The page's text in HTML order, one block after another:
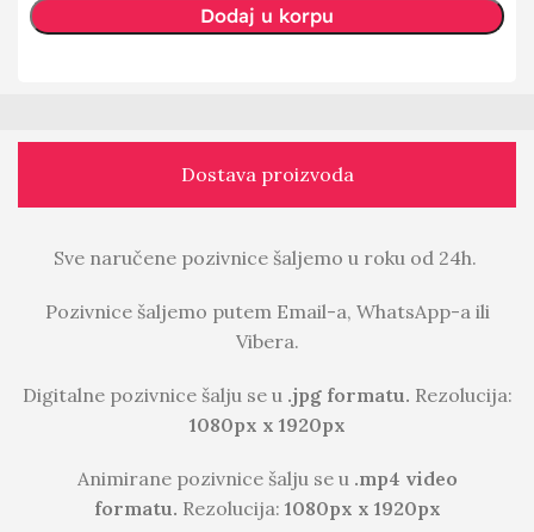
Dodaj u korpu
Dostava proizvoda
Sve naručene pozivnice šaljemo u roku od 24h.
Pozivnice šaljemo putem Email-a, WhatsApp-a ili
Vibera.
Digitalne pozivnice šalju se u .jpg formatu. Rezolucija:
1080px x 1920px
Animirane pozivnice šalju se u .mp4 video
formatu. Rezolucija: 1080px x 1920px